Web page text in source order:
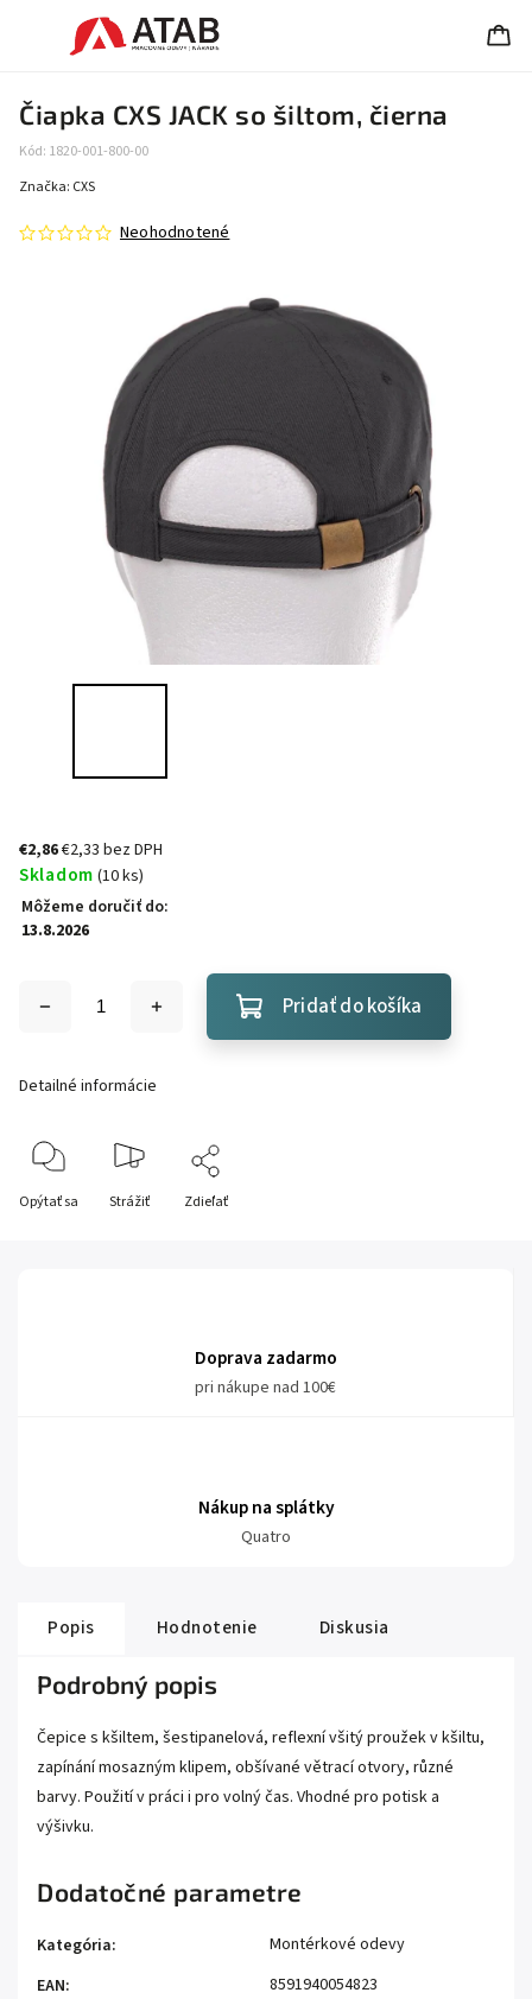
Čiapka CXS JACK so šiltom, čierna
Kód: 1820-001-800-00
Neohodnotené
Značka: CXS
€2,86€2,33 bez DPH
Skladom (10 ks)
Môžeme doručiť do:
13.8.2026
Pridať do košíka
Detailné informácie
Opýtať sa Strážiť Zdieľať
Doprava zadarmo
pri nákupe nad 100€
Nákup na splátky
Quatro
Popis Hodnotenie Diskusia
Podrobný popis
Čepice s kšiltem, šestipanelová, reflexní všitý proužek v kšiltu,
zapínání mosazným klipem, obšívané větrací otvory, různé
barvy. Použití v práci i pro volný čas. Vhodné pro potisk a
výšivku.
Dodatočné parametre
Kategória:
Montérkové odevy
EAN:
8591940054823